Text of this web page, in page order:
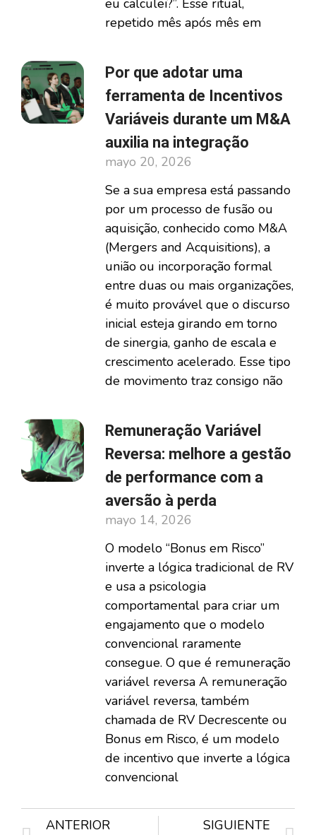
eu calculei?”. Esse ritual,
repetido mês após mês em
Por que adotar uma
ferramenta de Incentivos
Variáveis durante um M&A
auxilia na integração
mayo 20, 2026
Se a sua empresa está passando
por um processo de fusão ou
aquisição, conhecido como M&A
(Mergers and Acquisitions), a
união ou incorporação formal
entre duas ou mais organizações,
é muito provável que o discurso
inicial esteja girando em torno
de sinergia, ganho de escala e
crescimento acelerado. Esse tipo
de movimento traz consigo não
Remuneração Variável
Reversa: melhore a gestão
de performance com a
aversão à perda
mayo 14, 2026
O modelo “Bonus em Risco”
inverte a lógica tradicional de RV
e usa a psicologia
comportamental para criar um
engajamento que o modelo
convencional raramente
consegue. O que é remuneração
variável reversa A remuneração
variável reversa, também
chamada de RV Decrescente ou
Bonus em Risco, é um modelo
de incentivo que inverte a lógica
convencional
ANTERIOR
SIGUIENTE